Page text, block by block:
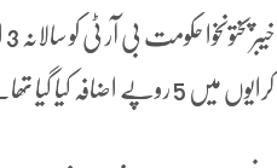
اضافہ کیا گیا تھا۔